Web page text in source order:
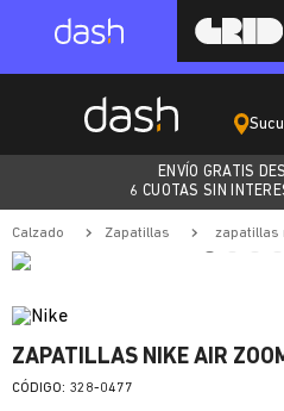
ENVÍO GRATIS
6 CUOTAS SIN
calzado zapatillas zapatillas
ZAPATILLAS NIKE AIR
: 328-0477